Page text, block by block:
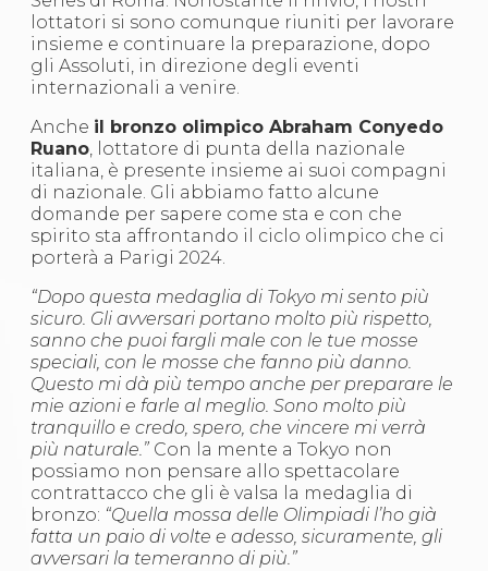
S'istrumpa
News
Calendario Attività
Difesa Personale MGA
News
Merchandising
Mappa del sito
Cerca
Contatti
News
Cookies Accept
Catalogo formativo
Webinar
Corsi Monotematici
Corsi di Specializzazione
Corsi FIJLKAM-FISDIR
Corsi Preparatore Fisico
Edutraining class - Didattica infantile
Corso dirigenti sportivi
Corso Direttore di Gara
Abilitazioni
Sportello Fiscale
News
Modulistica
lottatori si sono comunque riuniti per lavorare
insieme e continuare la preparazione, dopo
gli Assoluti, in direzione degli eventi
internazionali a venire.
Anche il bronzo olimpico Abraham Conyedo
Ruano, lottatore di punta della nazionale
italiana, è presente insieme ai suoi compagni
di nazionale. Gli abbiamo fatto alcune
domande per sapere come sta e con che
spirito sta affrontando il ciclo olimpico che ci
porterà a Parigi 2024.
“Dopo questa medaglia di Tokyo mi sento più
sicuro. Gli avversari portano molto più rispetto,
sanno che puoi fargli male con le tue mosse
speciali, con le mosse che fanno più danno.
Questo mi dà più tempo anche per preparare le
mie azioni e farle al meglio. Sono molto più
tranquillo e credo, spero, che vincere mi verrà
più naturale.” Con la mente a Tokyo non
possiamo non pensare allo spettacolare
contrattacco che gli è valsa la medaglia di
bronzo: “Quella mossa delle Olimpiadi l’ho già
fatta un paio di volte e adesso, sicuramente, gli
avversari la temeranno di più.”